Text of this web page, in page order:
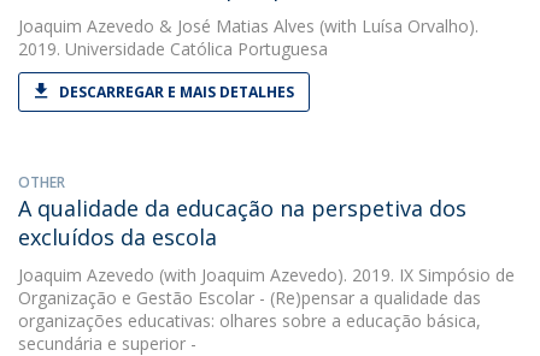
Joaquim Azevedo & José Matias Alves (with Luísa Orvalho).
2019. Universidade Católica Portuguesa
DESCARREGAR E MAIS DETALHES
OTHER
A qualidade da educação na perspetiva dos
excluídos da escola
Joaquim Azevedo (with Joaquim Azevedo). 2019. IX Simpósio de
Organização e Gestão Escolar - (Re)pensar a qualidade das
organizações educativas: olhares sobre a educação básica,
secundária e superior -